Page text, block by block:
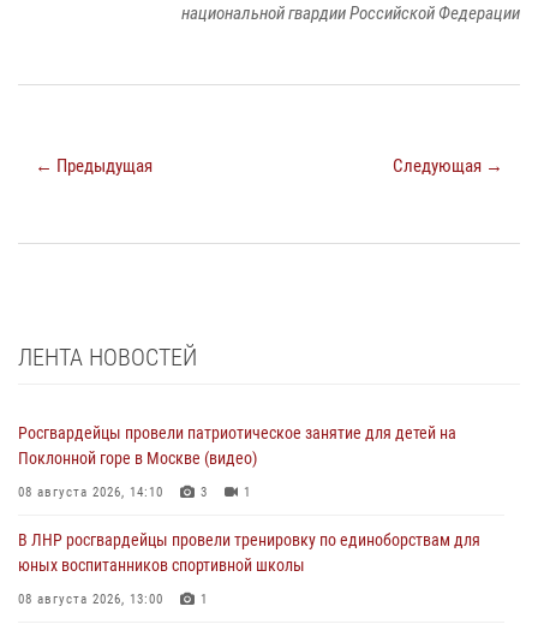
национальной гвардии Российской Федерации
← Предыдущая Следующая →
ЛЕНТА НОВОСТЕЙ
Росгвардейцы провели патриотическое занятие для детей на
Поклонной горе в Москве (видео)
08 августа 2026, 14:10 3 1
В ЛНР росгвардейцы провели тренировку по единоборствам для
юных воспитанников спортивной школы
08 августа 2026, 13:00 1